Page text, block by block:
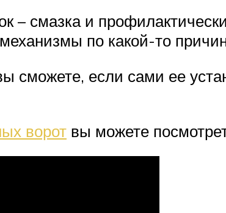
– смазка и
по какой-то
сможете, если сами ее
ворот вы можете